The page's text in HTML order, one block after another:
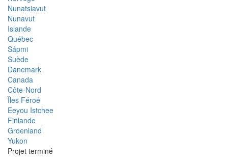
Nunatsiavut
Nunavut
Islande
Québec
Sápmi
Suède
Danemark
Canada
Côte-Nord
Îles Féroé
Eeyou Istchee
Finlande
Groenland
Yukon
Projet terminé